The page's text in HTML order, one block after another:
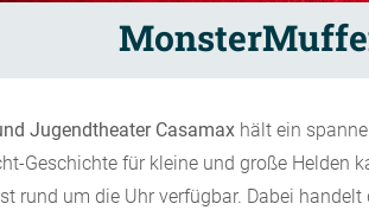
Jugendtheater Casamax hält ein
Geschichte für kleine und große Helden
rund um die Uhr verfügbar. Dabei handelt